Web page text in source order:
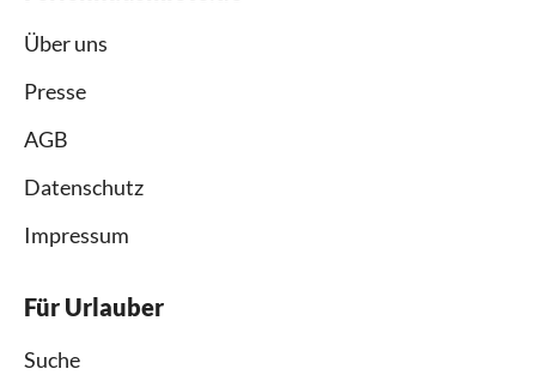
Über uns
Presse
AGB
Datenschutz
Impressum
Für Urlauber
Suche